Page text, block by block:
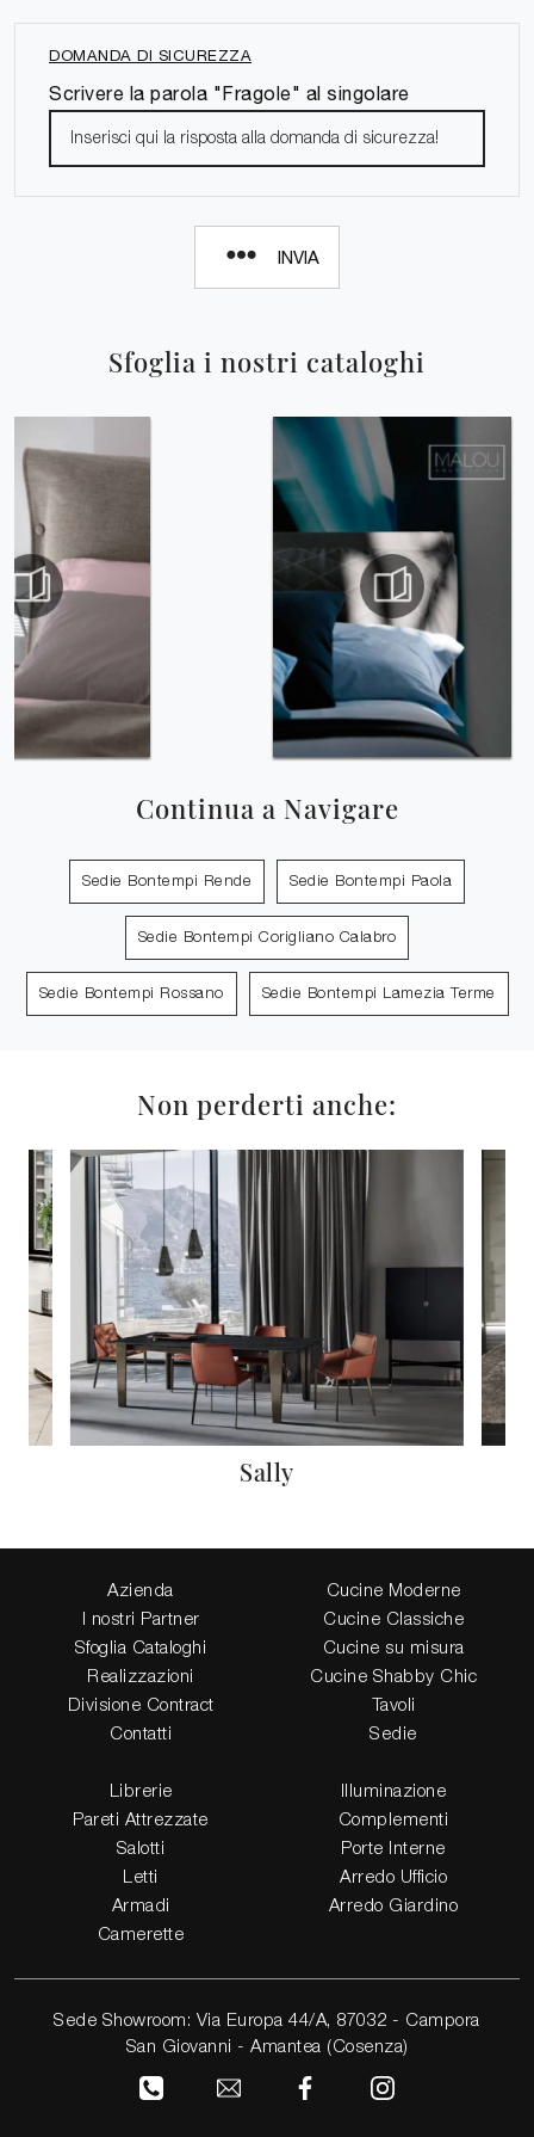
Sfoglia i nostri cataloghi
Continua a Navigare
Sedie Bontempi Rende Sedie Bontempi Paola
Sedie Bontempi Corigliano Calabro
Sedie Bontempi Rossano Sedie Bontempi Lamezia Terme
DOMANDA DI SICUREZZA
Scrivere la parola "Fragole" al singolare
INVIA
Non perderti anche:
Sally
Azienda
I nostri Partner
Sfoglia Cataloghi
Realizzazioni
Divisione Contract
Contatti
Cucine Moderne
Cucine Classiche
Cucine su misura
Cucine Shabby Chic
Tavoli
Sedie
Librerie
Pareti Attrezzate
Salotti
Letti
Armadi
Camerette
Illuminazione
Complementi
Porte Interne
Arredo Ufficio
Arredo Giardino
Sede Showroom: Via Europa 44/A, 87032 - Campora
San Giovanni - Amantea (Cosenza)